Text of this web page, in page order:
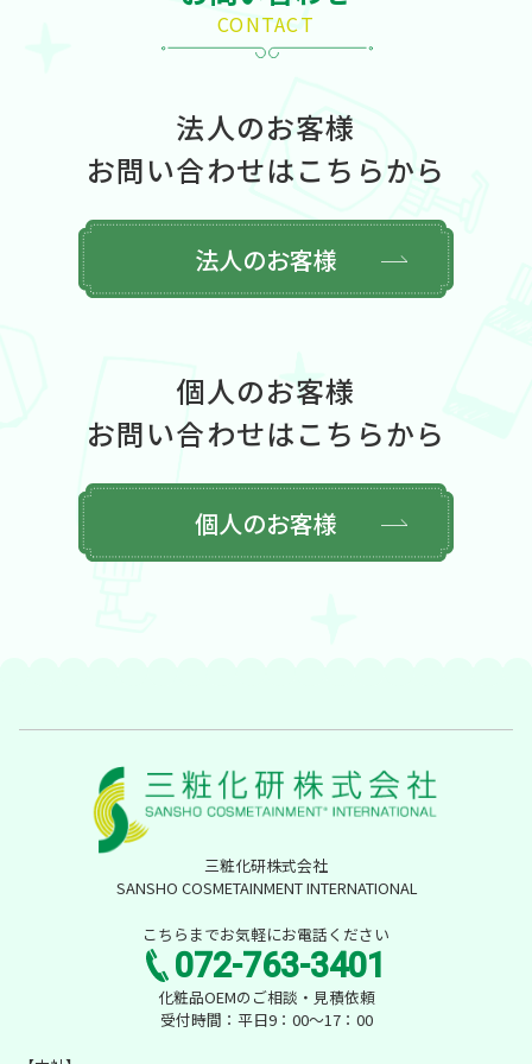
CONTACT
法人のお客様
お問い合わせはこちらから
法人のお客様
個人のお客様
お問い合わせはこちらから
個人のお客様
三粧化研株式会社
SANSHO COSMETAINMENT INTERNATIONAL
こちらまでお気軽にお電話ください
072-763-3401
化粧品OEMのご相談・見積依頼
受付時間：平日9：00～17：00